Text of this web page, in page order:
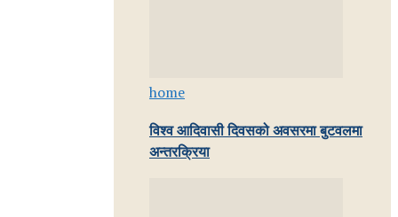
home
विश्व आदिवासी दिवसको अवसरमा बुटवलमा
अन्तरक्रिया